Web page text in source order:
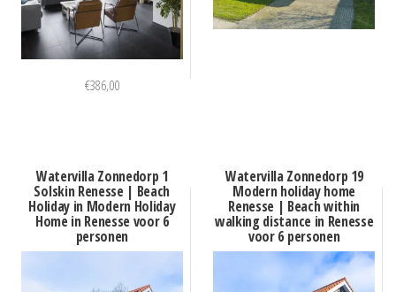
€386,00
Watervilla Zonnedorp 1
Solskin Renesse | Beach
Holiday in Modern Holiday
Home in Renesse voor 6
personen
Watervilla Zonnedorp 19
Modern holiday home
Renesse | Beach within
walking distance in Renesse
voor 6 personen